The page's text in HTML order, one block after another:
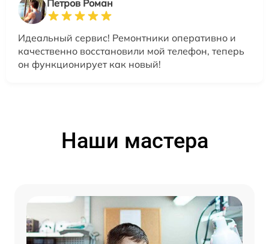
Петров Роман
Идеальный сервис! Ремонтники оперативно и
качественно восстановили мой телефон, теперь
он функционирует как новый!
Наши мастера